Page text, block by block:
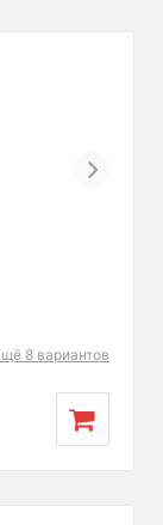
Next
8 вариантов